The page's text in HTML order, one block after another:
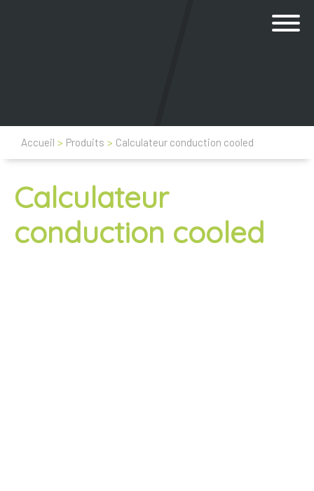
Accueil > Produits > Calculateur conduction cooled
Calculateur
conduction cooled